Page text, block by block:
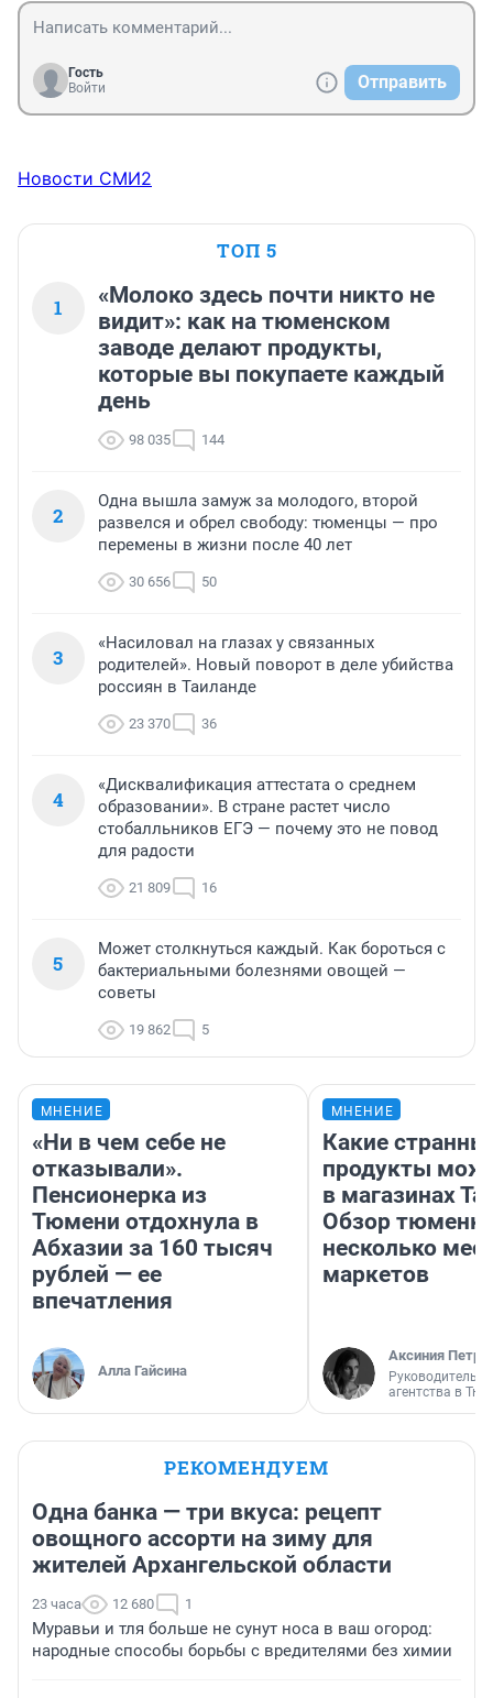
Гость
Войти
Отправить
Новости СМИ2
ТОП 5
1
«Молоко здесь почти никто не
видит»: как на тюменском
заводе делают продукты,
которые вы покупаете каждый
день
98 035 144
2
Одна вышла замуж за молодого, второй
развелся и обрел свободу: тюменцы — про
перемены в жизни после 40 лет
30 656 50
3
«Насиловал на глазах у связанных
родителей». Новый поворот в деле убийства
россиян в Таиланде
23 370 36
4
«Дисквалификация аттестата о среднем
образовании». В стране растет число
стобалльников ЕГЭ — почему это не повод
для радости
21 809 16
5
Может столкнуться каждый. Как бороться с
бактериальными болезнями овощей —
советы
19 862 5
МНЕНИЕ
«Ни в чем себе не
отказывали».
Пенсионерка из
Тюмени отдохнула в
Абхазии за 160 тысяч
рублей — ее
впечатления
Алла Гайсина
МНЕНИЕ
Какие
продукты
в магазинах
Обзор
несколько
маркетов
Аксиния
Руководитель
агентства в
РЕКОМЕНДУЕМ
Одна банка — три вкуса: рецепт
овощного ассорти на зиму для
жителей Архангельской области
23 часа 12 680 1
Муравьи и тля больше не сунут носа в ваш огород:
народные способы борьбы с вредителями без химии